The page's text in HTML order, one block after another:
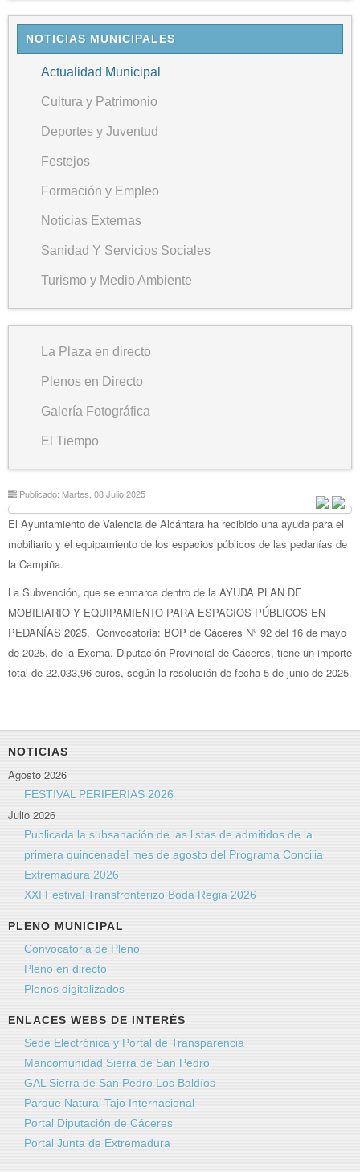
NOTICIAS MUNICIPALES
Actualidad Municipal
Cultura y Patrimonio
Deportes y Juventud
Festejos
Formación y Empleo
Noticias Externas
Sanidad Y Servicios Sociales
Turismo y Medio Ambiente
La Plaza en directo
Plenos en Directo
Galería Fotográfica
El Tiempo
Publicado: Martes, 08 Julio 2025
El Ayuntamiento de Valencia de Alcántara ha recibido una ayuda para el
mobiliario y el equipamiento de los espacios públicos de las pedanías de
la Campiña.
La Subvención, que se enmarca dentro de la AYUDA PLAN DE
MOBILIARIO Y EQUIPAMIENTO PARA ESPACIOS PÚBLICOS EN
PEDANÍAS 2025, Convocatoria: BOP de Cáceres Nº 92 del 16 de mayo
de 2025, de la Excma. Diputación Provincial de Cáceres, tiene un importe
total de 22.033,96 euros, según la resolución de fecha 5 de junio de 2025.
NOTICIAS
Agosto 2026
FESTIVAL PERIFERIAS 2026
Julio 2026
Publicada la subsanación de las listas de admitidos de la
primera quincenadel mes de agosto del Programa Concilia
Extremadura 2026
XXI Festival Transfronterizo Boda Regia 2026
PLENO MUNICIPAL
Convocatoria de Pleno
Pleno en directo
Plenos digitalizados
ENLACES WEBS DE INTERÉS
Sede Electrónica y Portal de Transparencia
Mancomunidad Sierra de San Pedro
GAL Sierra de San Pedro Los Baldíos
Parque Natural Tajo Internacional
Portal Diputación de Cáceres
Portal Junta de Extremadura